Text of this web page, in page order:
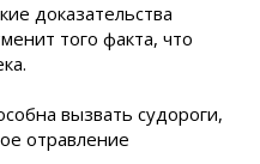
доказательства
того факта, что
вызвать судороги,
отравление